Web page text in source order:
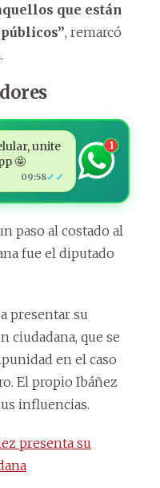
que están
, remarcó
unite
🤩
09:58✓✓
1
paso al costado al
fue el diputado
presentar su
ciudadana, que se
en el caso
El propio Ibáñez
influencias.
presenta su